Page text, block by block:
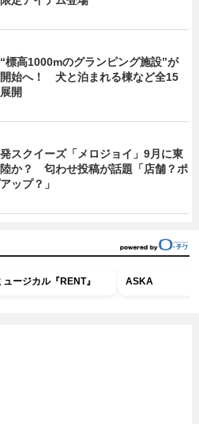
標高1000mのグランピング施設”が
始へ！ 犬と泊まれる棟など全15
開
スクイーズ「メロジョイ」9月に東
か？ 匂わせ投稿が話題「店舗？ポ
ップ？」
ュージカル『RENT』 ASKA